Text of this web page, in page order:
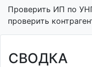
Проверить ИП по
проверить
СВОДКА